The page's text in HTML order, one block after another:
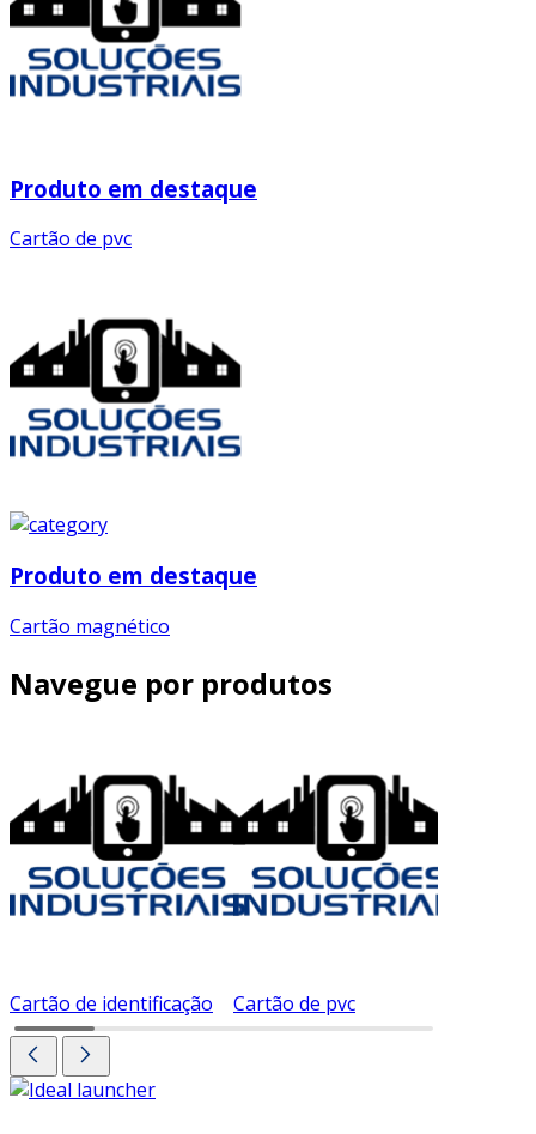
Produto em destaque
Cartão de pvc
Produto em destaque
Cartão magnético
Navegue por produtos
Cartão de identificação Cartão de pvc